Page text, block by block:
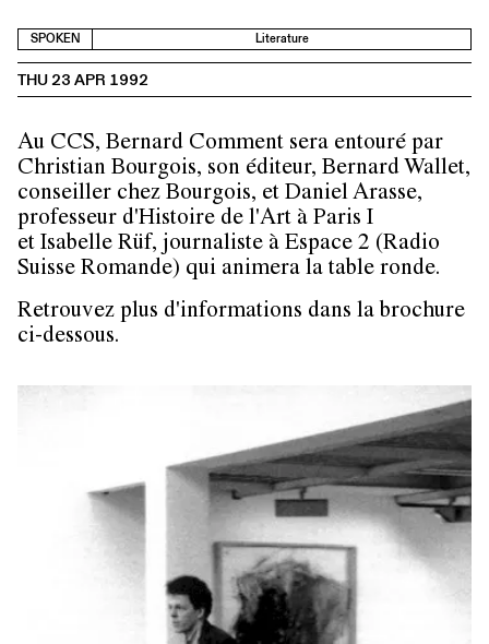
SPOKEN Literature
THU 23 APR 1992
Au CCS, Bernard Comment sera entouré par
Christian Bourgois, son éditeur, Bernard Wallet,
conseiller chez Bourgois, et Daniel Arasse,
professeur d'Histoire de l'Art à Paris I
et Isabelle Rüf, journaliste à Espace 2 (Radio
Suisse Romande) qui animera la table ronde.
Retrouvez plus d'informations dans la brochure
ci-dessous.